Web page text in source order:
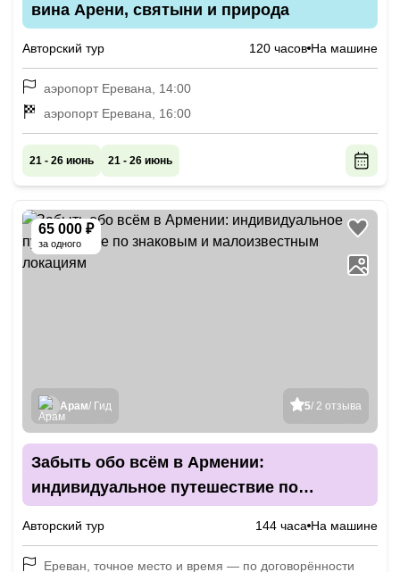
вина Арени, святыни и природа
Авторский тур 120 часов На машине
аэропорт Еревана, 14:00
аэропорт Еревана, 16:00
21 - 26 июнь 21 - 26 июнь
65 000 ₽
за одного
5/ 2 отзыва
Арам/ Гид
Забыть обо всём в Армении:
индивидуальное путешествие по
Авторский тур 144 часа На машине
Ереван, точное место и время — по договорённости